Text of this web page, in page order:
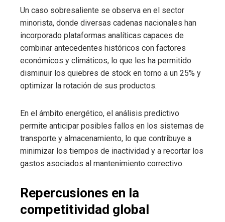
Un caso sobresaliente se observa en el sector
minorista, donde diversas cadenas nacionales han
incorporado plataformas analíticas capaces de
combinar antecedentes históricos con factores
económicos y climáticos, lo que les ha permitido
disminuir los quiebres de stock en torno a un 25% y
optimizar la rotación de sus productos.
En el ámbito energético, el análisis predictivo
permite anticipar posibles fallos en los sistemas de
transporte y almacenamiento, lo que contribuye a
minimizar los tiempos de inactividad y a recortar los
gastos asociados al mantenimiento correctivo.
Repercusiones en la
competitividad global